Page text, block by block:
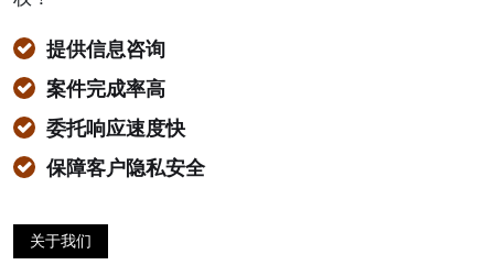
提供信息咨询
案件完成率高
委托响应速度快
保障客户隐私安全
关于我们